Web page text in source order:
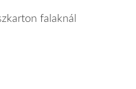
falaknál